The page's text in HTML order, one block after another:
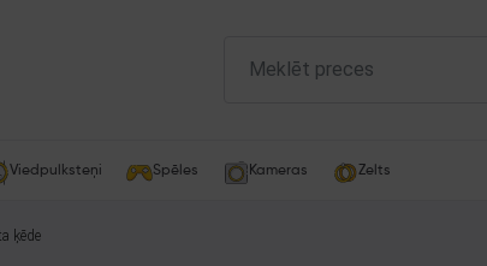
Viedpulksteņi Spēles Kameras Zelts
ķēde